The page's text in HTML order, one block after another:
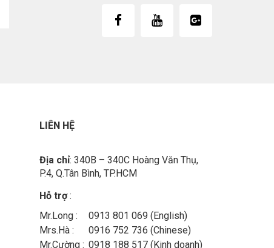
LIÊN HỆ
Địa chỉ: 340B – 340C Hoàng Văn Thụ,
P.4, Q.Tân Bình, TP.HCM
Hỗ trợ:
Mr.Long :
0913 801 069 (English)
Mrs.Hà :
0916 752 736 (Chinese)
Mr.Cường : 0918 188 517 (Kinh doanh)